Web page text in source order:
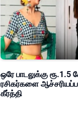
ஒரே பாடலுக்கு ரூ.1.5
ரசிகர்களை
கீர்த்தி